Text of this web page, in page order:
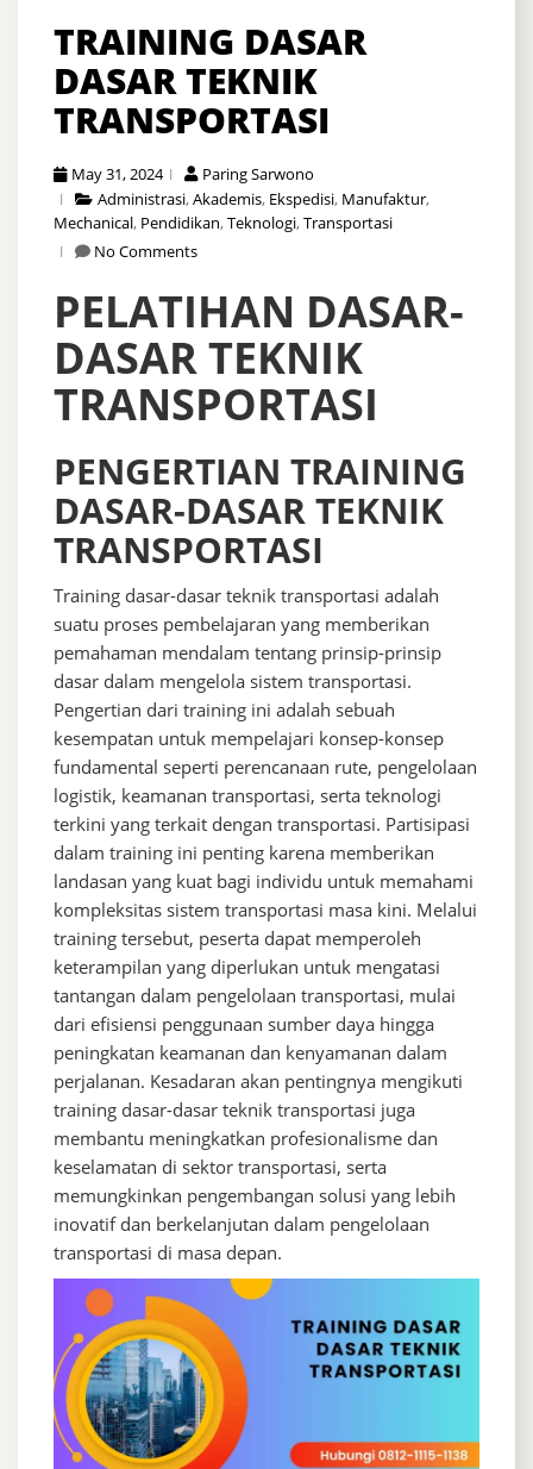
TRAINING DASAR
DASAR TEKNIK
TRANSPORTASI
May 31, 2024
Paring Sarwono
Administrasi,Akademis, Ekspedisi, Manufaktur,
Mechanical, Pendidikan,Teknologi,Transportasi
No Comments
PELATIHAN DASAR-
DASAR TEKNIK
TRANSPORTASI
PENGERTIAN TRAINING
DASAR-DASAR TEKNIK
TRANSPORTASI
Training dasar-dasar teknik transportasi adalah
suatu proses pembelajaran yang memberikan
pemahaman mendalam tentang prinsip-prinsip
dasar dalam mengelola sistem transportasi.
Pengertian dari training ini adalah sebuah
kesempatan untuk mempelajari konsep-konsep
fundamental seperti perencanaan rute, pengelolaan
logistik, keamanan transportasi, serta teknologi
terkini yang terkait dengan transportasi. Partisipasi
dalam training ini penting karena memberikan
landasan yang kuat bagi individu untuk memahami
kompleksitas sistem transportasi masa kini. Melalui
training tersebut, peserta dapat memperoleh
keterampilan yang diperlukan untuk mengatasi
tantangan dalam pengelolaan transportasi, mulai
dari efisiensi penggunaan sumber daya hingga
peningkatan keamanan dan kenyamanan dalam
perjalanan. Kesadaran akan pentingnya mengikuti
training dasar-dasar teknik transportasi juga
membantu meningkatkan profesionalisme dan
keselamatan di sektor transportasi, serta
memungkinkan pengembangan solusi yang lebih
inovatif dan berkelanjutan dalam pengelolaan
transportasi di masa depan.